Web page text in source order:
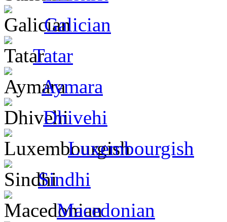
Galician
Tatar
Aymara
Dhivehi
Luxembourgish
Sindhi
Macedonian